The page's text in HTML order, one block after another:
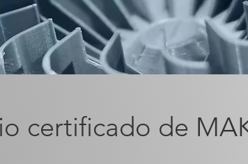
certificado de